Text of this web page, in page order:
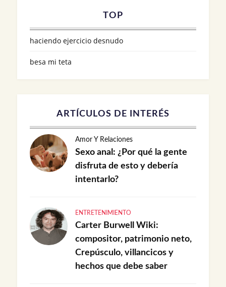
TOP
haciendo ejercicio desnudo
besa mi teta
ARTÍCULOS DE INTERÉS
Amor Y Relaciones
Sexo anal: ¿Por qué la gente
disfruta de esto y debería
intentarlo?
ENTRETENIMIENTO
Carter Burwell Wiki:
compositor, patrimonio neto,
Crepúsculo, villancicos y
hechos que debe saber